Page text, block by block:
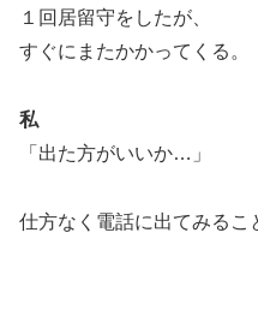
１回居留守をしたが、
すぐにまたかかってくる。
私
「出た方がいいか…」
仕方なく電話に出てみるこ